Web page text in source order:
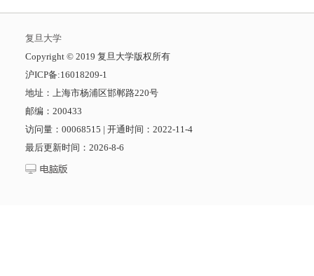
复旦大学
​Copyright © 2019 复旦大学版权所有
沪ICP备:16018209-1
地址：上海市杨浦区邯郸路220号
邮编：200433
访问量： 00068515 | 开通时间： 2022-11-4
最后更新时间： 2026-8-6